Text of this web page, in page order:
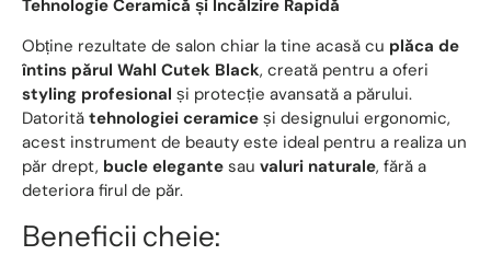
Tehnologie Ceramică și Încălzire Rapidă
Obține rezultate de salon chiar la tine acasă cu plăca de
întins părul Wahl Cutek Black, creată pentru a oferi
styling profesional și protecție avansată a părului.
Datorită tehnologiei ceramice și designului ergonomic,
acest instrument de beauty este ideal pentru a realiza un
păr drept, bucle elegante sau valuri naturale, fără a
deteriora firul de păr.
Beneficii cheie: